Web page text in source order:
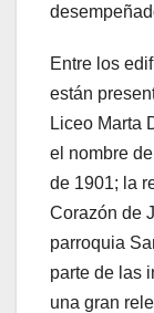
Entre los
están
Liceo Marta
el nombre
de 1901; la
Corazón de
parroquia
parte de las
una gran